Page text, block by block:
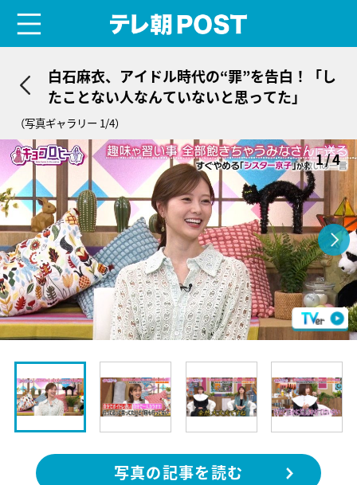
白石麻衣、アイドル時代の“罪”を告白！「し
たことない人なんていないと思ってた」
（写真ギャラリー 1/4）
1/4
写真の記事を読む